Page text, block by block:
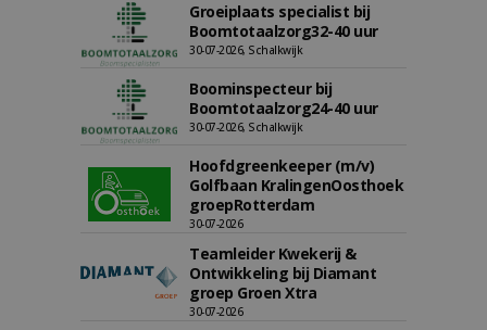
Groeiplaats specialist bij
Boomtotaalzorg32-40 uur
30-07-2026, Schalkwijk
Boominspecteur bij
Boomtotaalzorg24-40 uur
30-07-2026, Schalkwijk
Hoofdgreenkeeper (m/v)
Golfbaan KralingenOosthoek
groepRotterdam
30-07-2026
Teamleider Kwekerij &
Ontwikkeling bij Diamant
groep Groen Xtra
30-07-2026